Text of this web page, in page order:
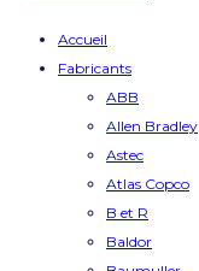
Accueil
Fabricants
ABB
Allen Bradley
Astec
Atlas Copco
B et R
Baldor